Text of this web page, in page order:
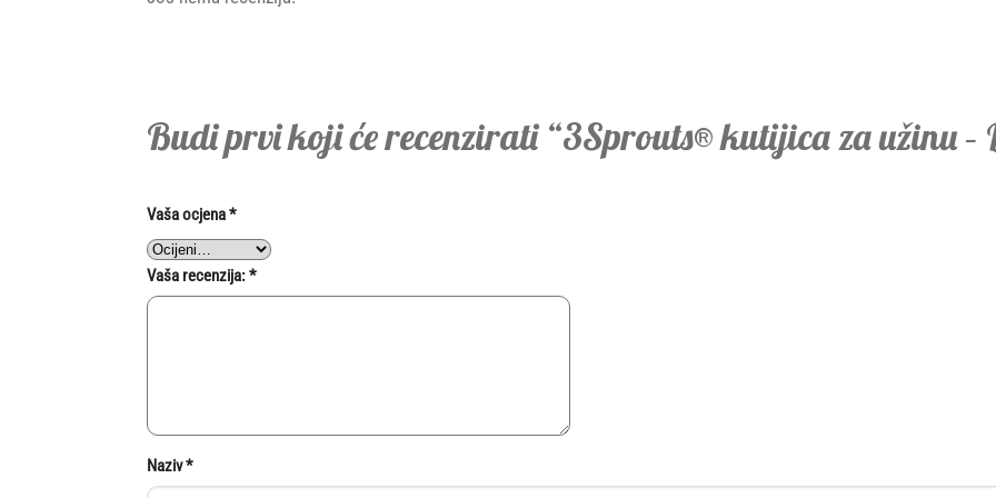
Budi prvi koji će recenzirati “3Sprouts® kutijica za užinu –
Vaša ocjena*
Vaša recenzija:*
Naziv*